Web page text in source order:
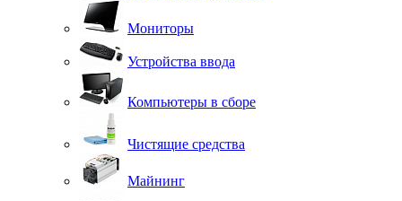
Мониторы
Устройства ввода
Компьютеры в сборе
Чистящие средства
Майнинг